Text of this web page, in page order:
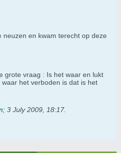
en kwam terecht op deze
grote vraag : Is het waar en lukt
het verboden is dat is het
; 3 July 2009, 18:17